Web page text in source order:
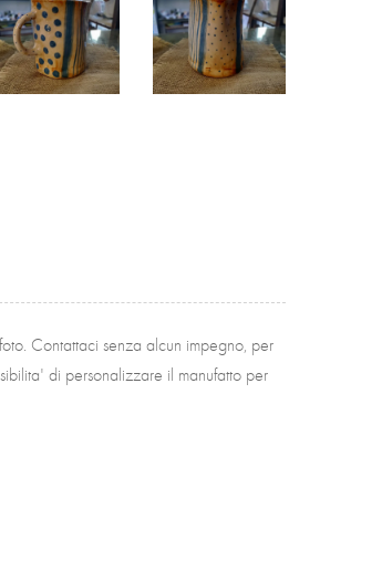
Contattaci senza alcun impegno, per
di personalizzare il manufatto per